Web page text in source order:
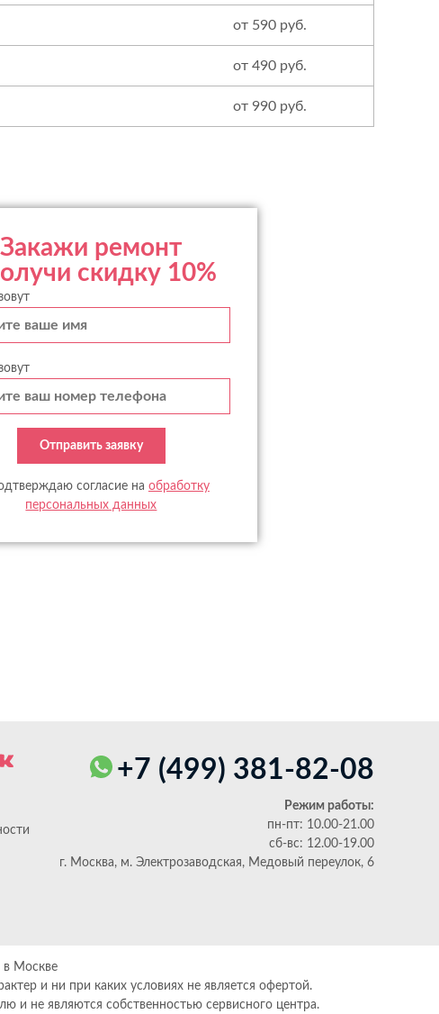
от 590 руб.
от 490 руб.
от 990 руб.
Закажи ремонт
скидку 10%
Отправить заявку
согласие на обработку
персональных данных
+7 (499) 381-82-08
Режим работы:
пн-пт: 10.00-21.00
сб-вс: 12.00-19.00
г. Москва, м. Электрозаводская, Медовый переулок, 6
в Москве
и ни при каких условиях не является офертой.
и не являются собственностью сервисного центра.